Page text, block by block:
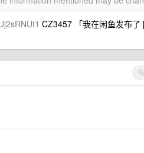
CZ3457 「我在闲鱼发布